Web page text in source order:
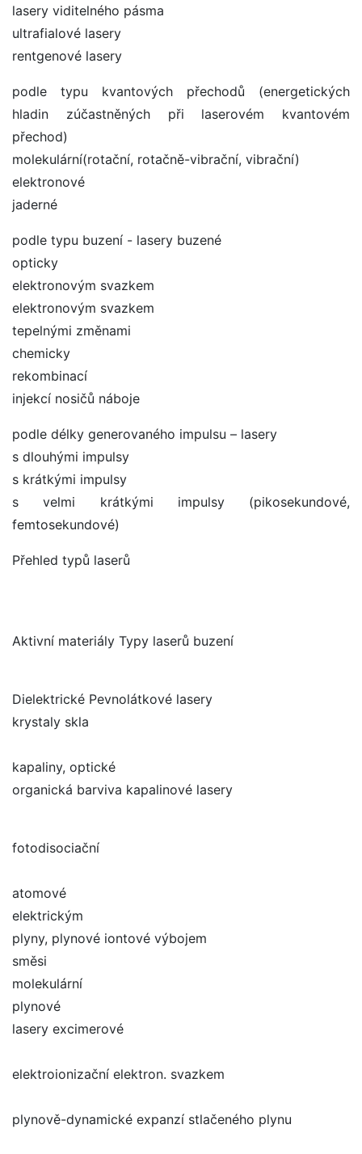
lasery viditelného pásma
ultrafialové lasery
rentgenové lasery
podle typu kvantových přechodů (energetických
hladin zúčastněných při laserovém kvantovém
přechod)
molekulární(rotační, rotačně-vibrační, vibrační)
elektronové
jaderné
podle typu buzení - lasery buzené
opticky
elektronovým svazkem
elektronovým svazkem
tepelnými změnami
chemicky
rekombinací
injekcí nosičů náboje
podle délky generovaného impulsu – lasery
s dlouhými impulsy
s krátkými impulsy
s velmi krátkými impulsy (pikosekundové,
femtosekundové)
Přehled typů laserů
Aktivní materiály Typy laserů buzení
Dielektrické Pevnolátkové lasery
krystaly skla
kapaliny, optické
organická barviva kapalinové lasery
fotodisociační
atomové
elektrickým
plyny, plynové iontové výbojem
směsi
molekulární
plynové
lasery excimerové
elektroionizační elektron. svazkem
plynově-dynamické expanzí stlačeného plynu